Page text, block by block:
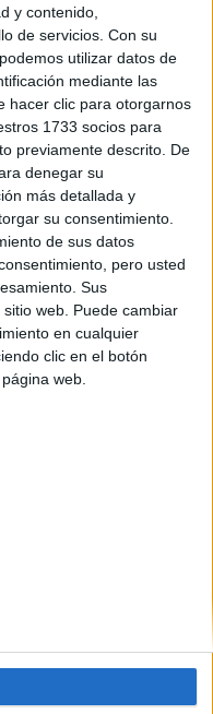
y contenido,
de servicios. Con su
utilizar datos de
mediante las
hacer clic para otorgarnos
1733 socios para
previamente descrito. De
denegar su
más detallada y
su consentimiento.
de sus datos
pero usted
Sus
web. Puede cambiar
en cualquier
clic en el botón
web.
en Turismo
en